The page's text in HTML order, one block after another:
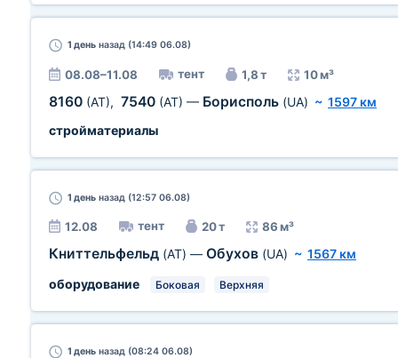
1 день назад (14:49 06.08)
08.08–11.08 тент 1,8 т 10 м³
8160 (AT), 7540 (AT) — Борисполь (UA) ~ 1597 км
стройматериалы
1 день назад (12:57 06.08)
12.08 тент 20 т 86 м³
Книттельфельд (AT) — Обухов (UA) ~ 1567 км
оборудование
Боковая Верхняя
1 день назад (08:24 06.08)